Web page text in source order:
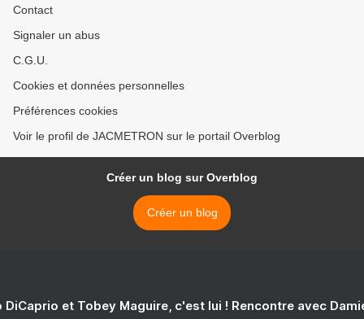
Contact
Signaler un abus
C.G.U.
Cookies et données personnelles
Préférences cookies
Voir le profil de JACMETRON sur le portail Overblog
Créer un blog sur Overblog
Créer un blog
DiCaprio et Tobey Maguire, c'est lui ! Rencontre avec